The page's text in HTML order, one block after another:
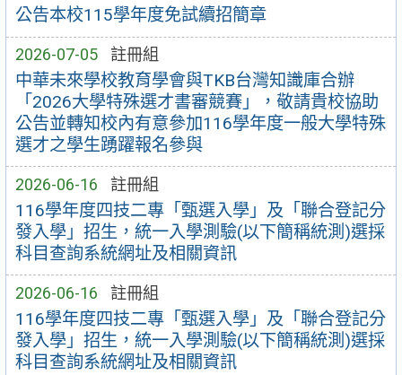
公告本校115學年度免試續招簡章
2026-07-05 註冊組
中華未來學校教育學會與TKB台灣知識庫合辦
「2026大學特殊選才書審競賽」，敬請貴校協助
公告並轉知校內有意參加116學年度一般大學特殊
選才之學生踴躍報名參與
2026-06-16 註冊組
116學年度四技二專「甄選入學」及「聯合登記分
發入學」招生，統一入學測驗(以下簡稱統測)選採
科目查詢系統網址及相關資訊
2026-06-16 註冊組
116學年度四技二專「甄選入學」及「聯合登記分
發入學」招生，統一入學測驗(以下簡稱統測)選採
科目查詢系統網址及相關資訊